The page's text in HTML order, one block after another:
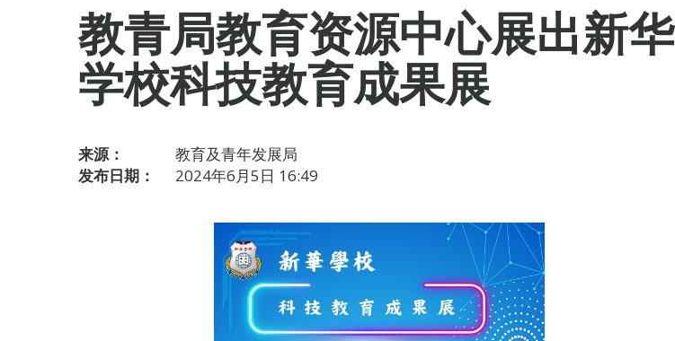
教青局教育资源中心展出新华
学校科技教育成果展
来源：
教育及青年发展局
发布日期：
2024年6月5日 16:49